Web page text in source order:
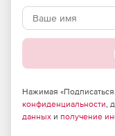
Дизайн и
Возможность
Совместимость
Vista Business/
Нажимая
конфиденциальности,
данных и получение